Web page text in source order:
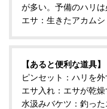
が多い。予備のハリは
エサ：生きたアカムシ
【あると便利な道具】
ピンセット：ハリを
エサ入れ：エサが乾
水汲みバケツ：釣っ